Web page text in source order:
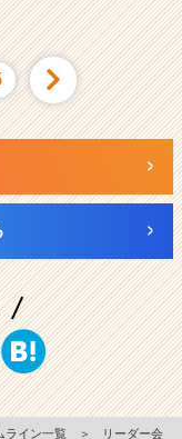
ライン一覧 ＞
リーダー会